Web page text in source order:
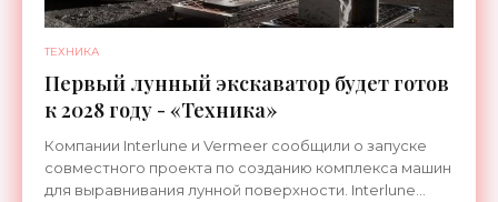
ТЕХНИКА
Первый лунный экскаватор будет готов
к 2028 году - «Техника»
Компании Interlune и Vermeer сообщили о запуске
совместного проекта по созданию комплекса машин
для выравнивания лунной поверхности. Interlune